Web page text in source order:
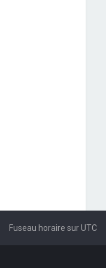
Fuseau horaire surUTC